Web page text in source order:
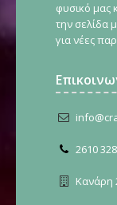
φυσικό μας
την σελίδα
για νέες
2610
Κανάρη